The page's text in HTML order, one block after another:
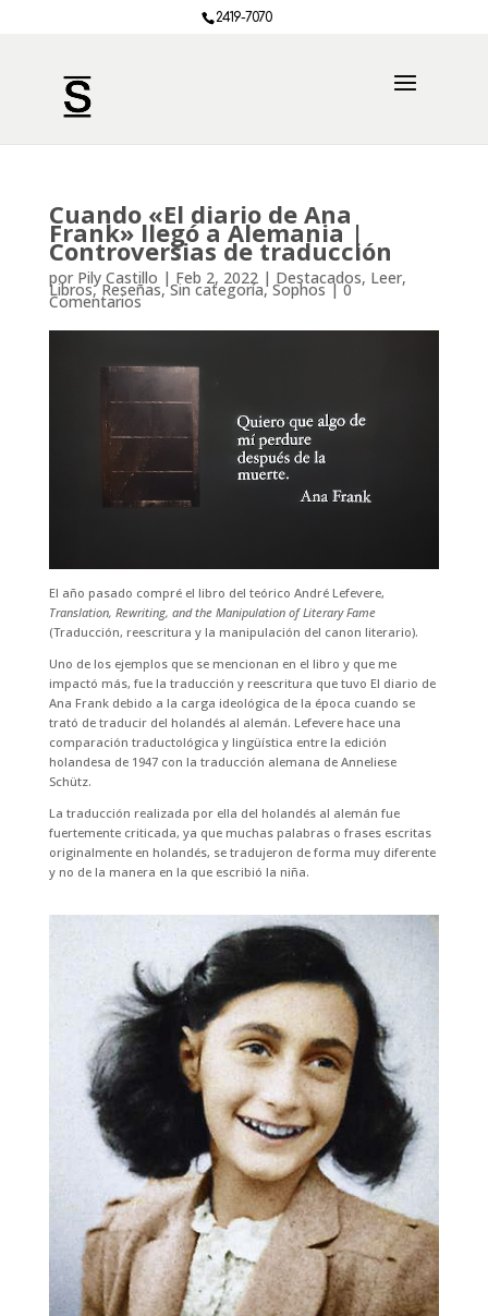
2419-7070
Cuando «El diario de Ana
Frank» llegó a Alemania |
Controversias de traducción
por Pily Castillo | Feb 2, 2022| Destacados, Leer,
Libros,Reseñas,Sin categoría, Sophos|0
Comentarios
El año pasado compré el libro del teórico André Lefevere,
Translation, Rewriting, and the Manipulation of Literary Fame
(Traducción, reescritura y la manipulación del canon literario).
Uno de los ejemplos que se mencionan en el libro y que me
impactó más, fue la traducción y reescritura que tuvo El diario de
Ana Frank debido a la carga ideológica de la época cuando se
trató de traducir del holandés al alemán. Lefevere hace una
comparación traductológica y lingüística entre la edición
holandesa de 1947 con la traducción alemana de Anneliese
Schütz.
La traducción realizada por ella del holandés al alemán fue
fuertemente criticada, ya que muchas palabras o frases escritas
originalmente en holandés, se tradujeron de forma muy diferente
y no de la manera en la que escribió la niña.